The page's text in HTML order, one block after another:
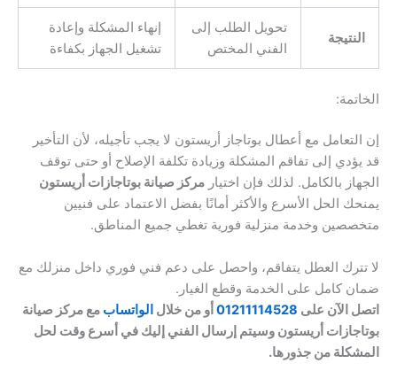
النتيجة
تحويل الطلب إلى
الفني المختص
إنهاء المشكلة وإعادة
تشغيل الجهاز بكفاءة
الخاتمة:
إن التعامل مع أعطال بوتاجاز أريستون لا يجب تأجيله، لأن التأخير
قد يؤدي إلى تفاقم المشكلة وزيادة تكلفة الإصلاح أو حتى توقف
الجهاز بالكامل. لذلك فإن اختيار مركز صيانة بوتاجازات أريستون
يمنحك الحل الأسرع والأكثر أمانًا بفضل الاعتماد على فنيين
متخصصين وخدمة منزلية فورية تغطي جميع المناطق.
لا تترك العطل يتفاقم، واحصل على دعم فني فوري داخل منزلك مع
ضمان كامل على الخدمة وقطع الغيار.
اتصل الآن على 01211114528 أو من خلال الواتساب مع مركز صيانة
بوتاجازات أريستون وسيتم إرسال الفني إليك في أسرع وقت لحل
المشكلة من جذورها.